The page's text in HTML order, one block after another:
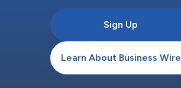
Sign Up
Learn About Business Wire